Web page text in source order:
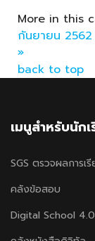
More in this
กันยายน 2562
»
back to top
เมนูสำหรับนัก
SGS ตรวจผลการเ
คลังข้อสอบ
Digital School 4.0